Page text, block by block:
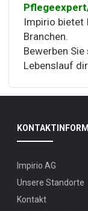
Impirio bietet
Branchen.
Bewerben
Lebenslauf
Impirio AG
Unsere Standorte
Kontakt